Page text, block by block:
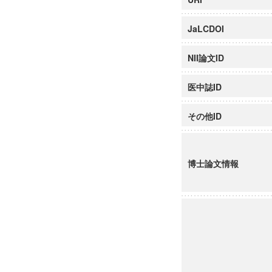
JaLCDOI
NII論文ID
医中誌ID
その他ID
博士論文情報